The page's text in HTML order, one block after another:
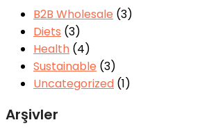
B2B Wholesale (3)
Diets (3)
Health (4)
Sustainable (3)
Uncategorized (1)
Arşivler